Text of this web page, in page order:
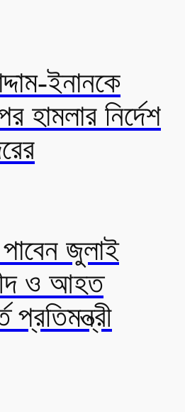
ইনানকে
হামলার নির্দেশ
পাবেন জুলাই
ও আহত
প্রতিমন্ত্রী